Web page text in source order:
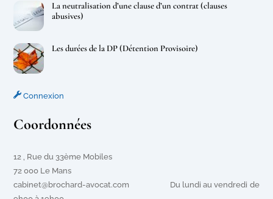
La neutralisation d’une clause d’un contrat (clauses
abusives)
Les durées de la DP (Détention Provisoire)
Connexion
Coordonnées
12 , Rue du 33ème Mobiles
72 000 Le Mans
cabinet@brochard-avocat.com Du lundi au vendredi de